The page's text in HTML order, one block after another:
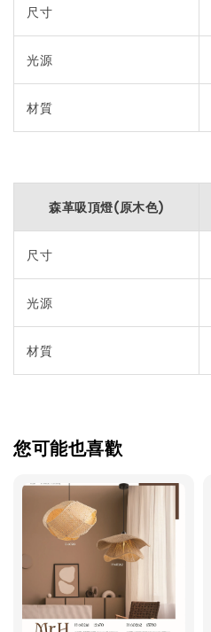
尺寸
光源
材質
森革吸頂燈(原木色)
尺寸
光源
材質
您可能也喜歡